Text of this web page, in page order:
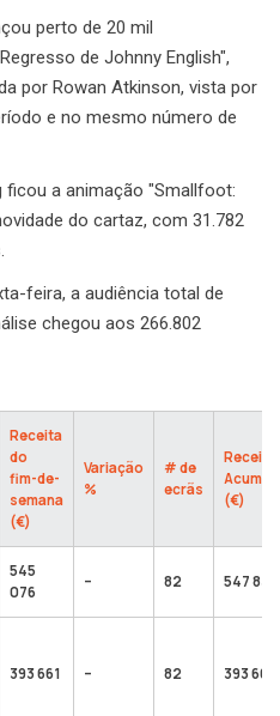
perto de 20 mil
de Johnny English",
por Rowan Atkinson, vista por
e no mesmo número de
ficou a animação "Smallfoot:
do cartaz, com 31.782
feira, a audiência total de
chegou aos 266.802
Receita
do
fim-de-
semana
(€)
Variação
%
# de
ecrãs
Receita
(€)
545
076
– 82 547 833
393 661 – 82 393 661